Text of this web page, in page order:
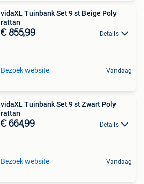
vidaXL Tuinbank Set 9 st Beige Poly
rattan
€ 855,99 Details
Bezoek website Vandaag
vidaXL Tuinbank Set 9 st Zwart Poly
rattan
€ 664,99 Details
Bezoek website Vandaag